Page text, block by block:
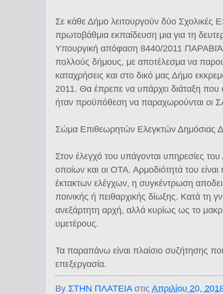
Σε κάθε Δήμο λειτουργούν δύο Σχολικές
πρωτοβάθμια εκπαίδευση μια για τη
Υπουργική απόφαση 8440/2011
πολλούς δήμους, με αποτέλεσμα να
καταχρήσεις και στο δικό μας Δήμο
2011. Θα έπρεπε να υπάρχει διάταξη που
ήταν προϋπόθεση να παραχωρούνται οι
Σώμα Επιθεωρητών Ελεγκτών Δημόσιας
Στον έλεγχό του υπάγονται υπηρεσίες
οποίων και οι ΟΤΑ. Αρμοδιότητά του
έκτακτων ελέγχων, η συγκέντρωση
ποινικής ή πειθαρχικής δίωξης. Κατά τη
ανεξάρτητη αρχή, αλλά κυρίως ως το
υμετέρους.
Τα παραπάνω είναι πλαίσιο συζήτησης
επεξεργασία.
By ΣΤΗΝ ΠΛΑΤΕΙΑ στις Απριλίου 20,